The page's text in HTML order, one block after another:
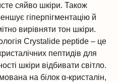
сяйво шкіри. Також
гіперпігментацію й
вирівняти тон шкіри.
Crystalide peptide – це
пептидів для
шкіри відбивати світло.
на білок α-кристалін,